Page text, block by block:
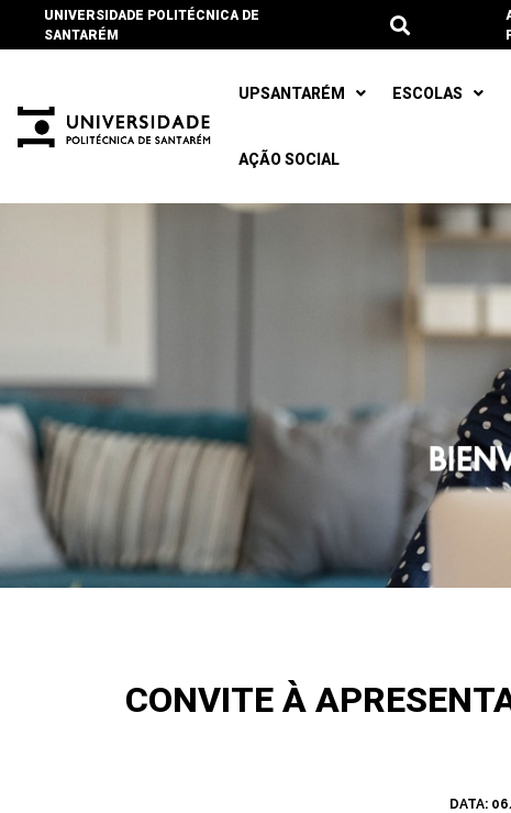
UNIVERSIDADE POLITÉCNICA DE
SANTARÉM
UPSANTARÉM ESCOLAS
AÇÃO SOCIAL
CONVITE À
DATA: